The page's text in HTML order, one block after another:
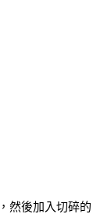
然後加入切碎的